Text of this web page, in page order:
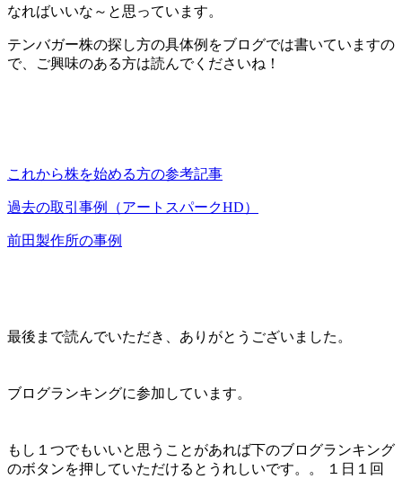
なればいいな～と思っています。
テンバガー株の探し方の具体例をブログでは書いていますの
で、ご興味のある方は読んでくださいね！
これから株を始める方の参考記事
過去の取引事例（アートスパークHD）
前田製作所の事例
最後まで読んでいただき、ありがとうございました。
ブログランキングに参加しています。
もし１つでもいいと思うことがあれば下のブログランキング
のボタンを押していただけるとうれしいです。。 １日１回